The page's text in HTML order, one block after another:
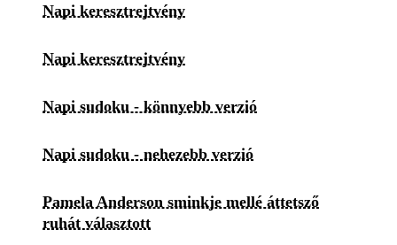
Napi keresztrejtvény
Napi keresztrejtvény
Napi sudoku - könnyebb verzió
Napi sudoku - nehezebb verzió
Pamela Anderson sminkje mellé áttetsző
ruhát választott